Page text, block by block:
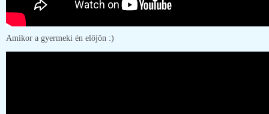
Amikor a gyermeki én előjön :)